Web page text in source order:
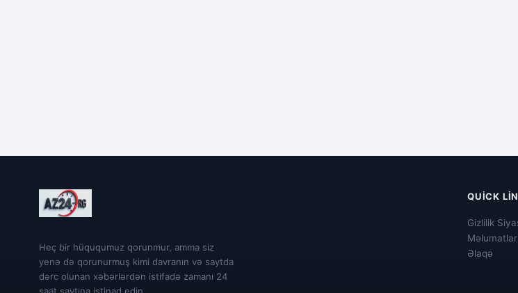
Heç bir hüququmuz qorunmur, amma siz
yenə də qorunurmuş kimi davranın və saytda
dərc olunan xəbərlərdən istifadə zamanı 24
QUICK
Gizlilik
Əlaqə